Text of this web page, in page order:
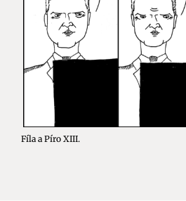
Fíla a Píro XIII.